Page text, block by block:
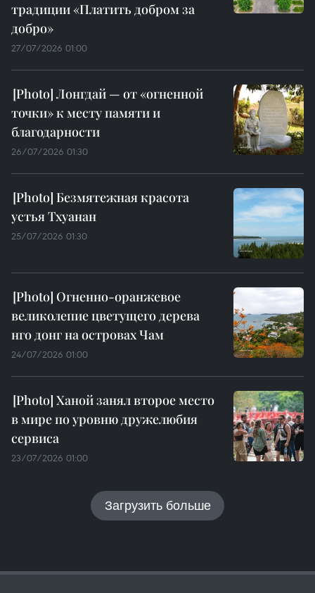
традиции «Платить добром за
добро»
27/07/2026 01:00
Лонгдай — от «огненной
точки» к месту памяти и
благодарности
26/07/2026 01:30
Безмятежная красота
устья Тхуанан
25/07/2026 01:30
Огненно-оранжевое
великолепие цветущего дерева
нго донг на островах Чам
24/07/2026 01:00
Ханой занял второе место
в мире по уровню дружелюбия
сервиса
23/07/2026 01:00
Загрузить больше